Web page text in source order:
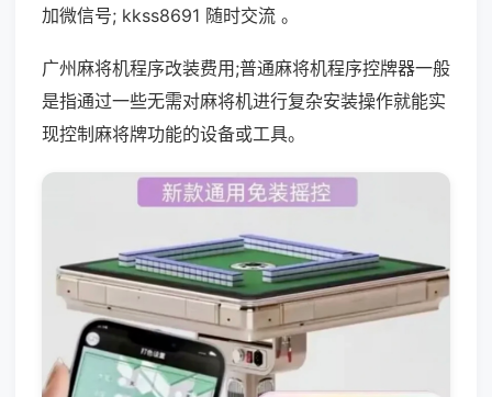
加微信号; kkss8691 随时交流 。
广州麻将机程序改装费用;普通麻将机程序控牌器一般
是指通过一些无需对麻将机进行复杂安装操作就能实
现控制麻将牌功能的设备或工具。